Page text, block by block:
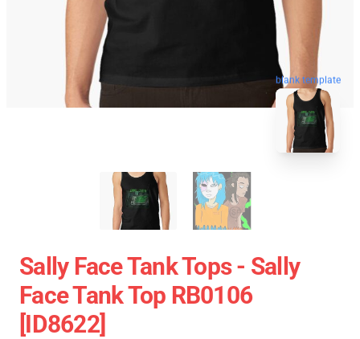
blank template
Sally Face Tank Tops - Sally
Face Tank Top RB0106
[ID8622]